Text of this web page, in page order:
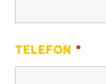
TELEFON*